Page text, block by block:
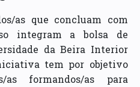
as que concluam com
integram a bolsa de
da Beira Interior
tem por objetivo
as formandos/as para